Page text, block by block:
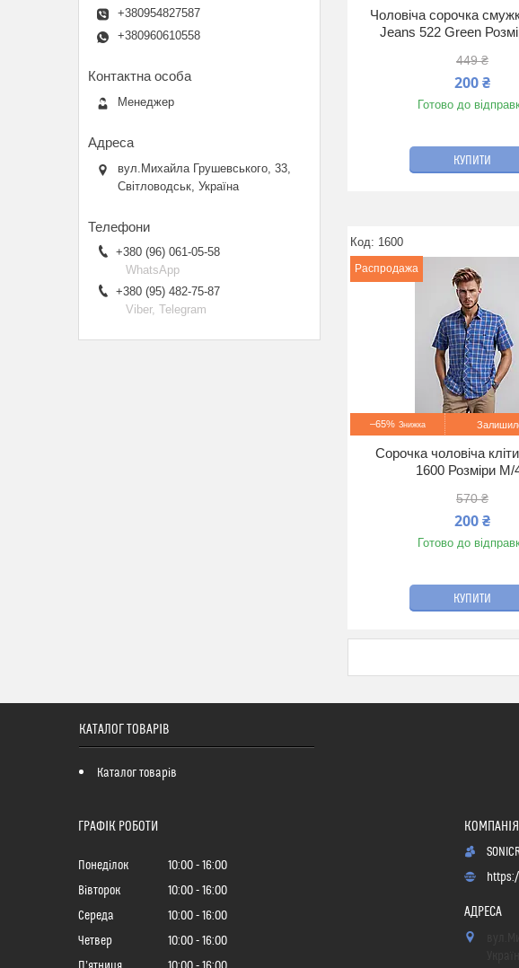
Чоловіча сорочка
Jeans 522 Green
449 ₴
200 ₴
Готово до
КУПИТИ
1600
Распродажа
–65%
Сорочка чоловіча
1600 Розміри M/
570 ₴
200 ₴
Готово до
КУПИТИ
+380954827587
+380960610558
Менеджер
вул.Михайла Грушевського, 33,
Світловодськ, Україна
+380 (96) 061-05-58
WhatsApp
+380 (95) 482-75-87
Viber, Telegram
КАТАЛОГ ТОВАРІВ
Каталог товарів
ГРАФІК РОБОТИ
Понеділок 10:00
16:00
Вівторок
10:00
16:00
Середа
10:00
16:00
Четвер
10:00
16:00